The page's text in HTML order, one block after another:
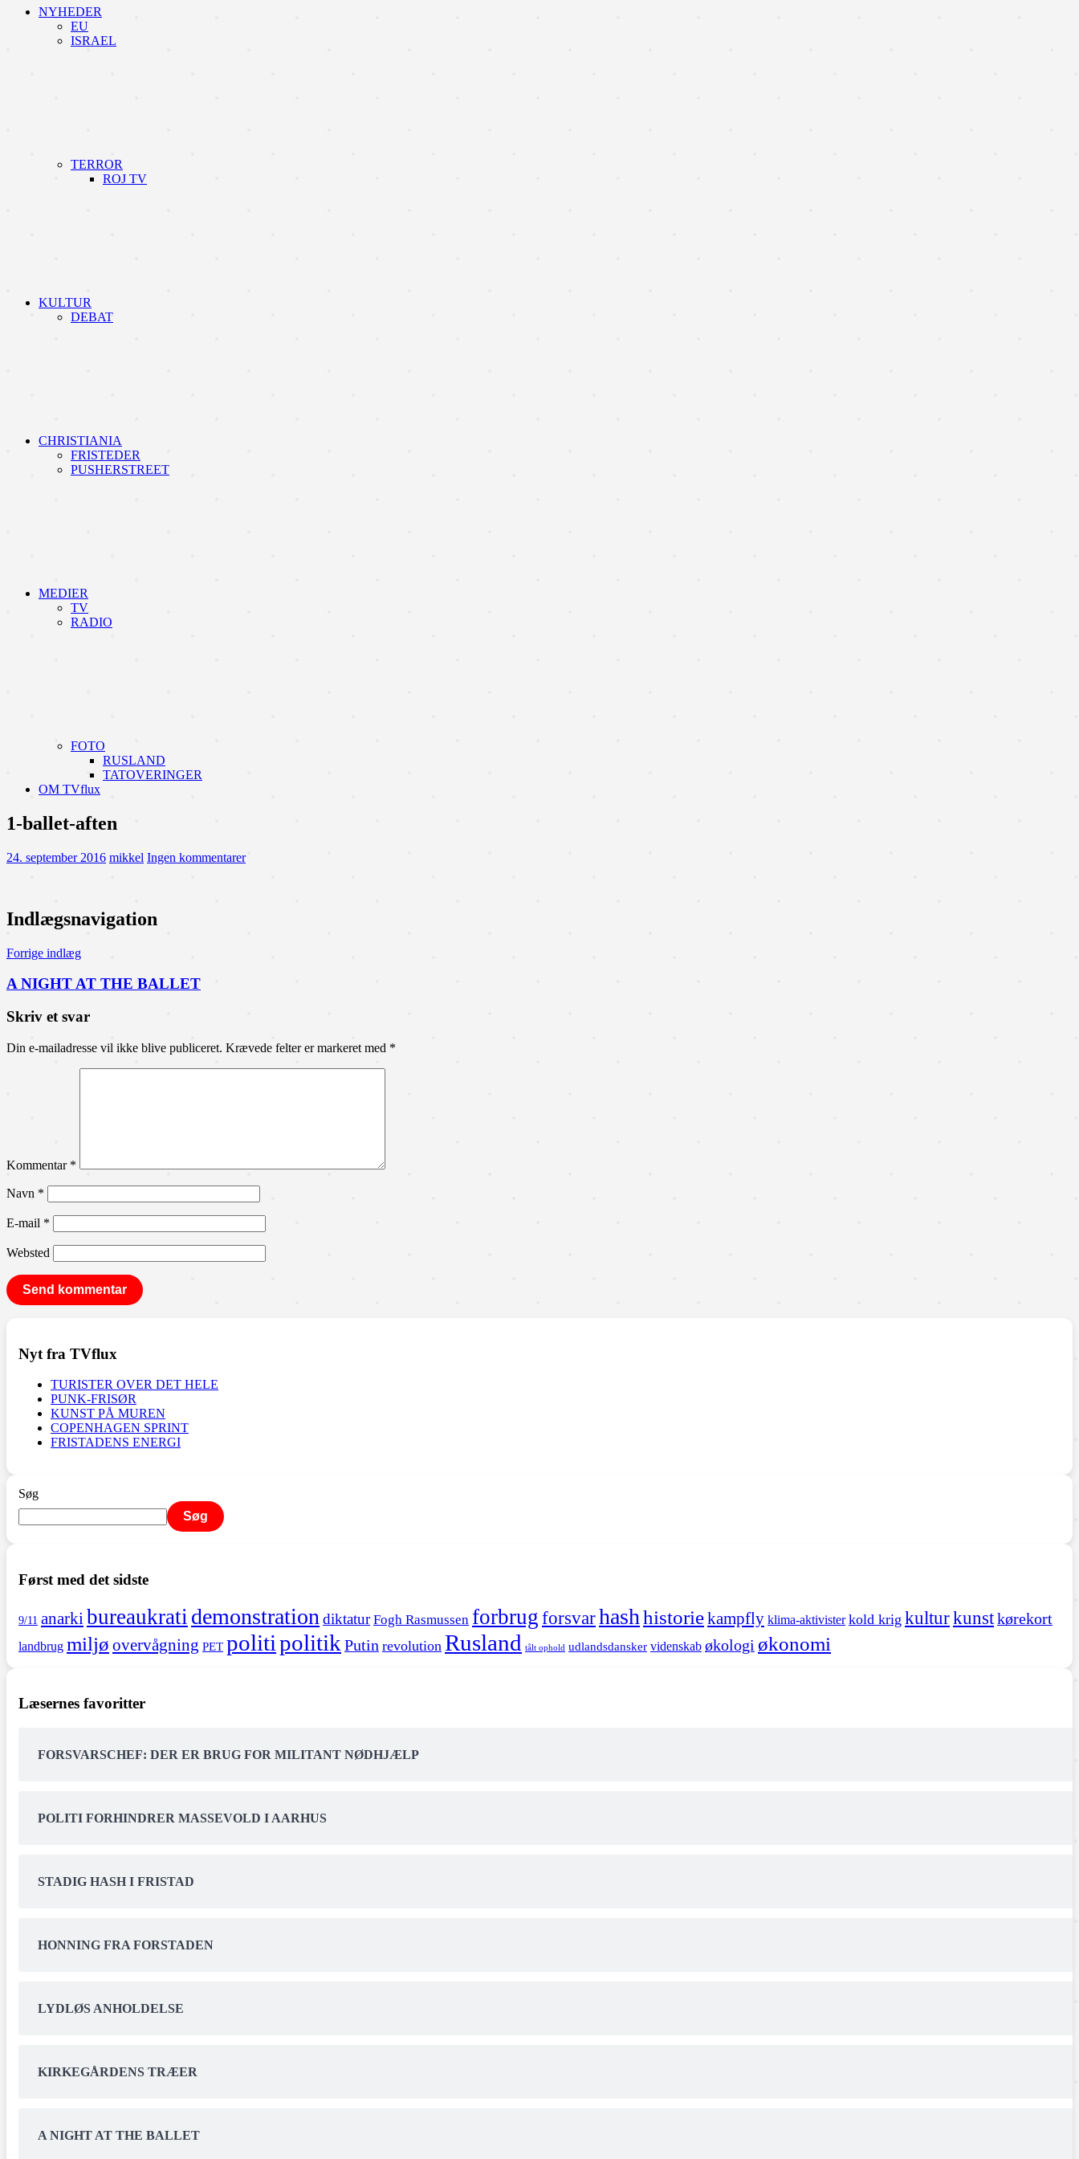
NYHEDER
EU
ISRAEL
TERROR
ROJ TV
KULTUR
DEBAT
CHRISTIANIA
FRISTEDER
PUSHERSTREET
MEDIER
TV
RADIO
FOTO
RUSLAND
TATOVERINGER
OM TVflux
1-ballet-aften
24. september 2016 mikkel Ingen kommentarer
Indlægsnavigation
Forrige indlæg
A NIGHT AT THE BALLET
Skriv et svar
Din e-mailadresse vil ikke blive publiceret. Krævede felter er markeret med *
Kommentar *
Navn *
E-mail *
Websted
Nyt fra TVflux
TURISTER OVER DET HELE
PUNK-FRISØR
KUNST PÅ MUREN
COPENHAGEN SPRINT
FRISTADENS ENERGI
Søg
Søg
Først med det sidste
9/11 anarki bureaukrati demonstration diktatur Fogh Rasmussen forbrugforsvarhash historiekampfly klima-aktivister kold krig kulturkunstkørekort
landbrug miljø overvågning PET politipolitik Putin revolution Rusland tålt ophold udlandsdansker videnskab økologi økonomi
Læsernes favoritter
FORSVARSCHEF: DER ER BRUG FOR MILITANT NØDHJÆLP
POLITI FORHINDRER MASSEVOLD I AARHUS
STADIG HASH I FRISTAD
HONNING FRA FORSTADEN
LYDLØS ANHOLDELSE
KIRKEGÅRDENS TRÆER
A NIGHT AT THE BALLET